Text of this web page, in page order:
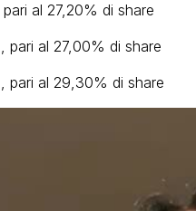
al 27,20% di share
al 27,00% di share
pari al 29,30% di share